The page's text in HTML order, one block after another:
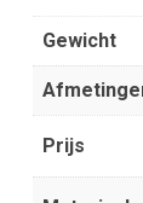
Gewicht
Prijs